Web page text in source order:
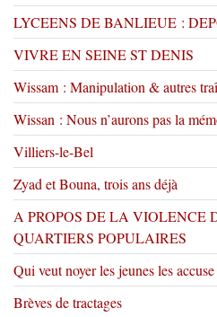
LYCEENS DE BANLIEUE :
VIVRE EN SEINE ST DENIS
Wissam : Manipulation & autres
Wissan : Nous n’aurons pas la
Villiers-le-Bel
Zyad et Bouna, trois ans déjà
A PROPOS DE LA VIOLENCE
QUARTIERS POPULAIRES
Qui veut noyer les jeunes les
Brèves de tractages